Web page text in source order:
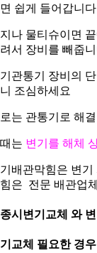
쉽게 들어갑니다
나 물티슈이면
서 장비를 빼줍
관통기 장비의
조심하세요
는 관통기로 해
는 변기를 해체
배관막힘은 변
은 전문 배관업
시변기교체 와
교체 필요한 경